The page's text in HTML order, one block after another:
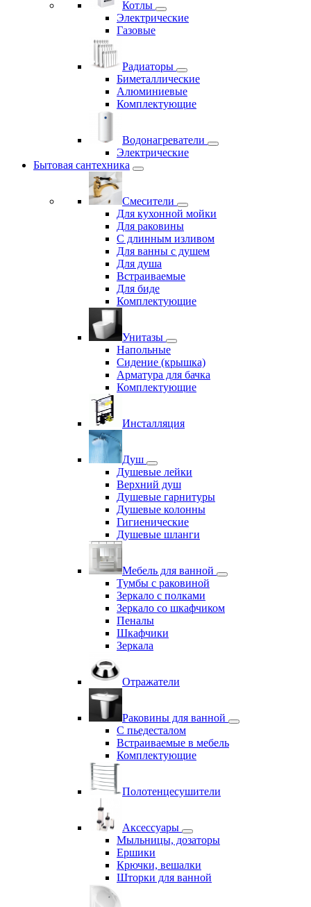
Котлы
Электрические
Газовые
Радиаторы
Биметаллические
Алюминиевые
Комплектующие
Водонагреватели
Электрические
Бытовая сантехника
Смесители
Для кухонной мойки
Для раковины
С длинным изливом
Для ванны с душем
Для душа
Встраиваемые
Для биде
Комплектующие
Унитазы
Напольные
Сидение (крышка)
Арматура для бачка
Комплектующие
Инсталляция
Душ
Душевые лейки
Верхний душ
Душевые гарнитуры
Душевые колонны
Гигиенические
Душевые шланги
Мебель для ванной
Тумбы с раковиной
Зеркало с полками
Зеркало со шкафчиком
Пеналы
Шкафчики
Зеркала
Отражатели
Раковины для ванной
С пьедесталом
Встраиваемые в мебель
Комплектующие
Полотенцесушители
Аксессуары
Мыльницы, дозаторы
Ершики
Крючки, вешалки
Шторки для ванной